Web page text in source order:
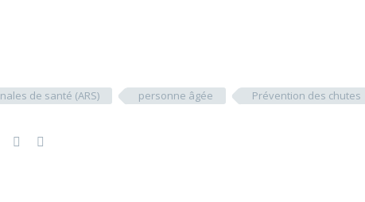
de santé (ARS) personne âgée Prévention des chutes